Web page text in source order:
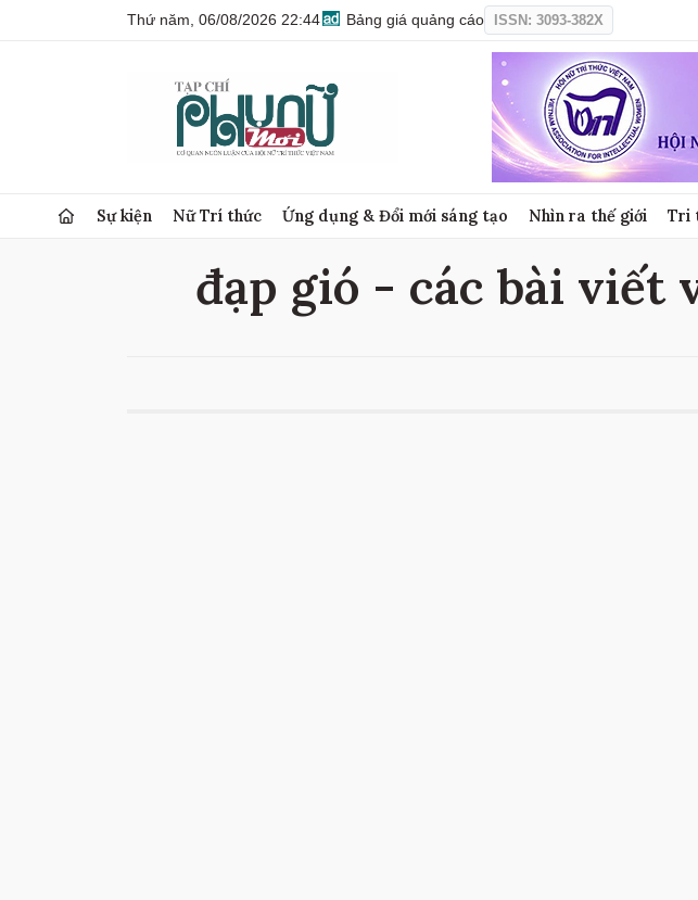
Thứ năm, 06/08/2026 22:44 Bảng giá quảng cáo ISSN: 3093-382X
Sự kiện Nữ Trí thức Ứng dụng & Đổi mới sáng tạo Nhìn ra thế giới Tri
đạp gió - các bài viết